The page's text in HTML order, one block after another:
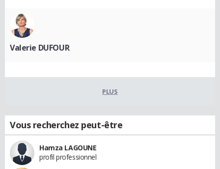
Valerie DUFOUR
PLUS
Vous recherchez peut-être
Hamza LAGOUNE
profil professionnel